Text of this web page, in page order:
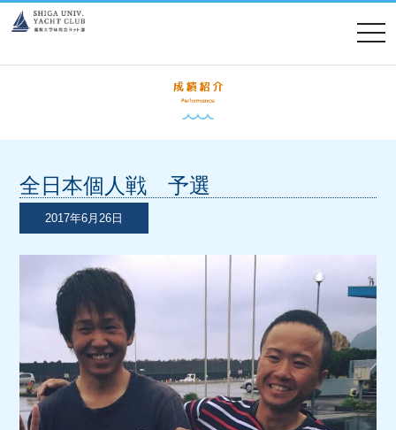
全日本個人戦 予選
2017年6月26日